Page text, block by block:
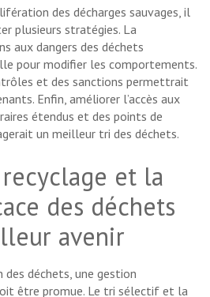
des décharges sauvages, il
plusieurs stratégies. La
aux dangers des déchets
pour modifier les comportements.
et des sanctions permettrait
Enfin, améliorer l’accès aux
étendus et des points de
un meilleur tri des déchets.
et la
des déchets
avenir
des déchets, une gestion
être promue. Le tri sélectif et la